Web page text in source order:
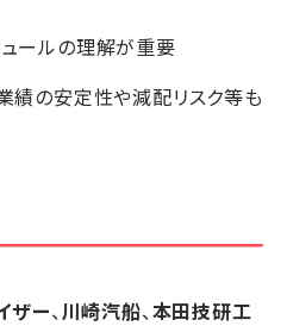
ールの理解が重要
績の安定性や減配リスク等も
ザー、川崎汽船、本田技研工